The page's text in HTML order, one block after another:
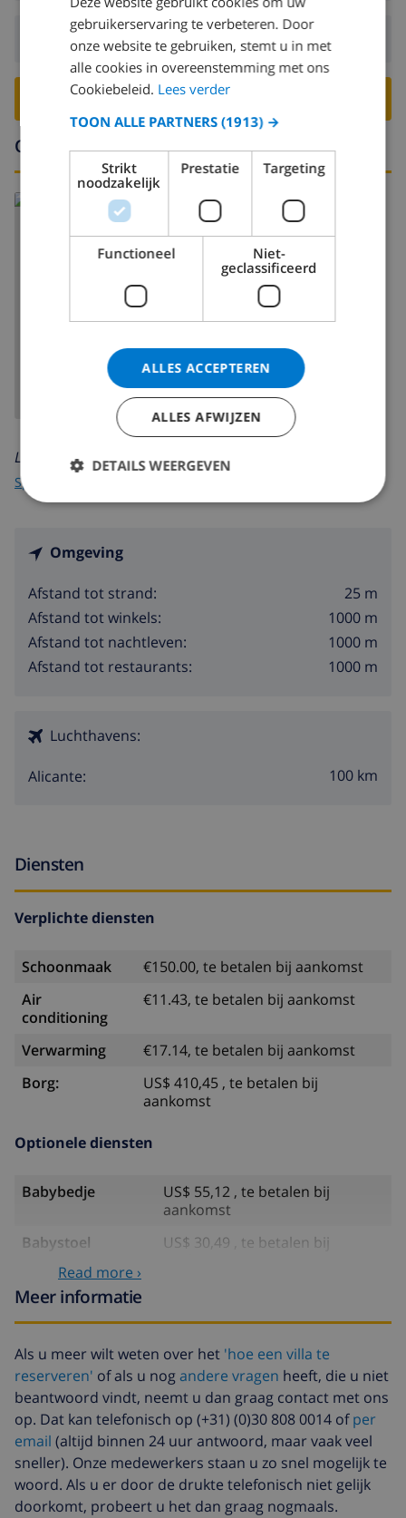
van het appartement)
promenade (binnen 5 kilometer van het
appartement)
Sportactiviteiten
tennis, fietsen, vissen en surfen (binnen 1000 meter
van het appartement)
paardrijden, kajakken en waterskiën (binnen 5
kilometer van het appartement)
golf (binnen 10 kilometer van het appartement)
raften (binnen 50 kilometer van het appartement)
Vertrek:Voor: 09:00
BOEK DEZE VILLA ›
Omgeving
TOON KAART
Lees meer over:
Spanje
Omgeving
Afstand tot strand:
25 m
Afstand tot winkels:
1000 m
Afstand tot nachtleven:
1000 m
Afstand tot restaurants:
1000 m
Luchthavens:
Alicante: 100 km
Diensten
Verplichte diensten
Schoonmaak
€150.00, te betalen bij aankomst
Air
conditioning
€11.43, te betalen bij aankomst
Verwarming
€17.14, te betalen bij aankomst
Borg:
US$ 410,45 , te betalen bij
aankomst
Optionele diensten
Babybedje
US$ 55,12 , te betalen bij
aankomst
Babystoel
US$ 30,49 , te betalen bij
Extra beddengoed
Extra handdoeken
US$ 8,80 per persoon , te
betalen bij aankomst
Late checkout
US$ 113,75
Extra
schoonmaak
gebaseerd op energie verbruik
(US$ 52,77/HOUR)
Annuleringsfonds:
4.80% van het totale bedrag
Read more ›
Meer informatie
Als u meer wilt weten over het 'hoe een villa te
reserveren' of als u nogandere vragen heeft, die u niet
beantwoord vindt, neemt u dan graag contact met ons
op. Dat kan telefonisch op (+31) (0)30 808 0014 ofper
email (altijd binnen 24 uur antwoord, maar vaak veel
sneller). Onze medewerkers staan u zo snel mogelijk te
woord. Als u er door de drukte telefonisch niet gelijk
doorkomt, probeert u het dan graag nogmaals.
gebruikerservaring te verbeteren. Door
onze website te gebruiken, stemt u in met
alle cookies in overeenstemming met ons
Cookiebeleid. Lees verder
TOON ALLE PARTNERS(1913) →
Strikt
noodzakelijk
Prestatie Targeting
Functioneel
Niet-
geclassificeerd
ALLES ACCEPTEREN
ALLES AFWIJZEN
DETAILS WEERGEVEN